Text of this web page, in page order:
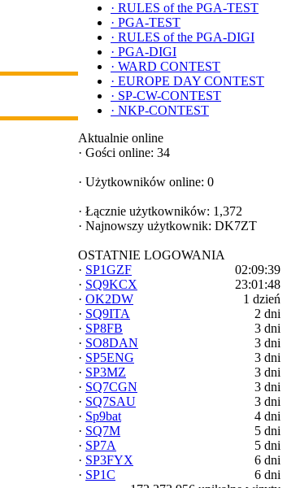
· RULES of the PGA-TEST
· PGA-TEST
· RULES of the PGA-DIGI
· PGA-DIGI
· WARD CONTEST
· EUROPE DAY CONTEST
· SP-CW-CONTEST
· NKP-CONTEST
Aktualnie online
· Gości online: 34
· Użytkowników online: 0
· Łącznie użytkowników: 1,372
· Najnowszy użytkownik: DK7ZT
OSTATNIE LOGOWANIA
· SP1GZF
02:09:39
· SQ9KCX
23:01:48
· OK2DW
1 dzień
· SQ9ITA
2 dni
· SP8FB
3 dni
· SO8DAN
3 dni
· SP5ENG
3 dni
· SP3MZ
3 dni
· SQ7CGN
3 dni
· SQ7SAU
3 dni
· Sp9bat
4 dni
· SQ7M
5 dni
· SP7A
5 dni
· SP3FYX
6 dni
· SP1C
6 dni